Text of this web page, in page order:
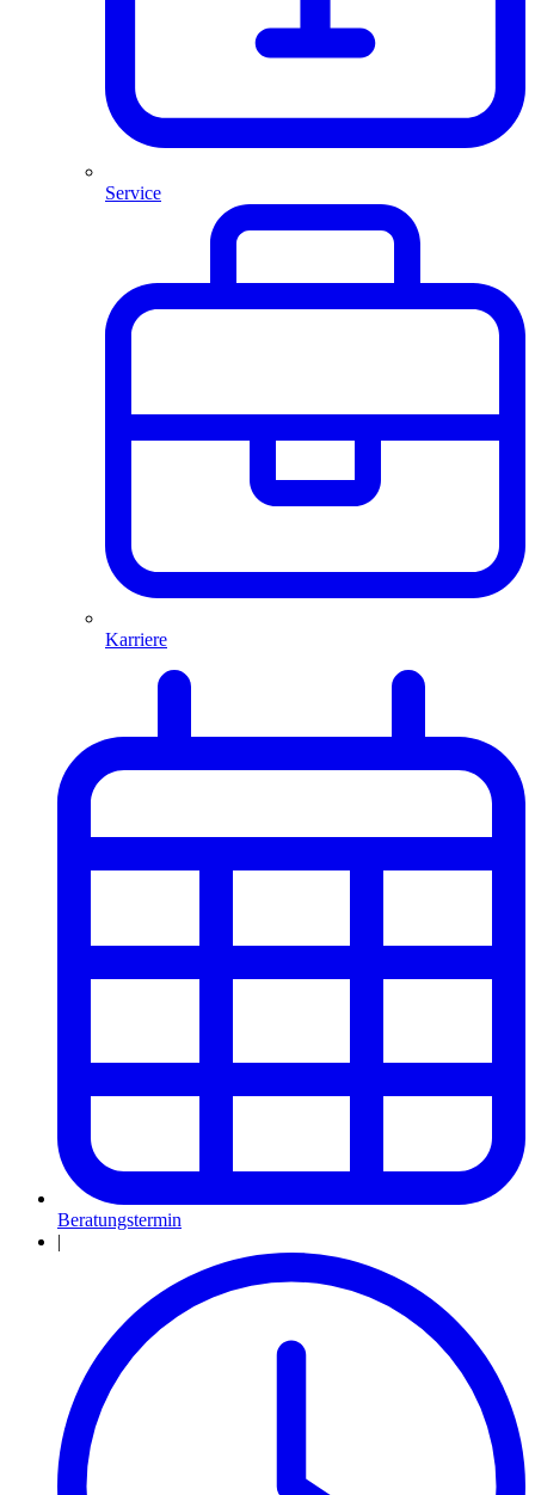
Service
Karriere
Beratungstermin
|